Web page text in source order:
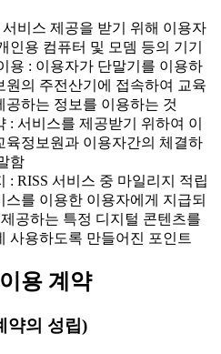
비스 제공을 받기 위해 이용자
인용 컴퓨터 및 모뎀 등의 기기
용 : 이용자가 단말기를 이용하
원의 주전산기에 접속하여 교육
공하는 정보를 이용하는 것
서비스를 제공받기 위하여 이
육정보원과 이용자간의 체결하
함
RISS 서비스 중 마일리지 적립
스를 이용한 이용자에게 지급되
제공하는 특정 디지털 콘텐츠를
사용하도록 만들어진 포인트
용 계약
약의 성립)